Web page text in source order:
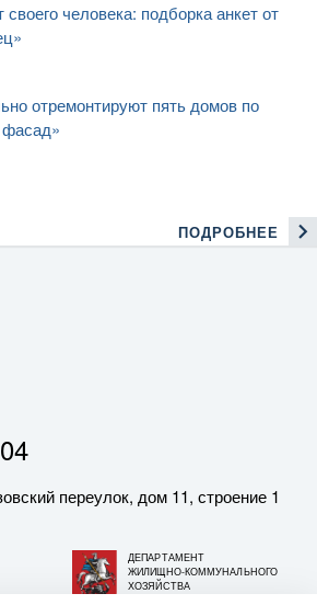
человека: подборка анкет от
отремонтируют пять домов по
фасад»
ПОДРОБНЕЕ
переулок, дом 11, строение 1
ДЕПАРТАМЕНТ
ЖИЛИЩНО-КОММУНАЛЬНОГО
ХОЗЯЙСТВА